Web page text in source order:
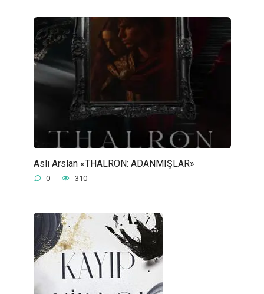
Aslı Arslan «THALRON: ADANMIŞLAR»
0 310